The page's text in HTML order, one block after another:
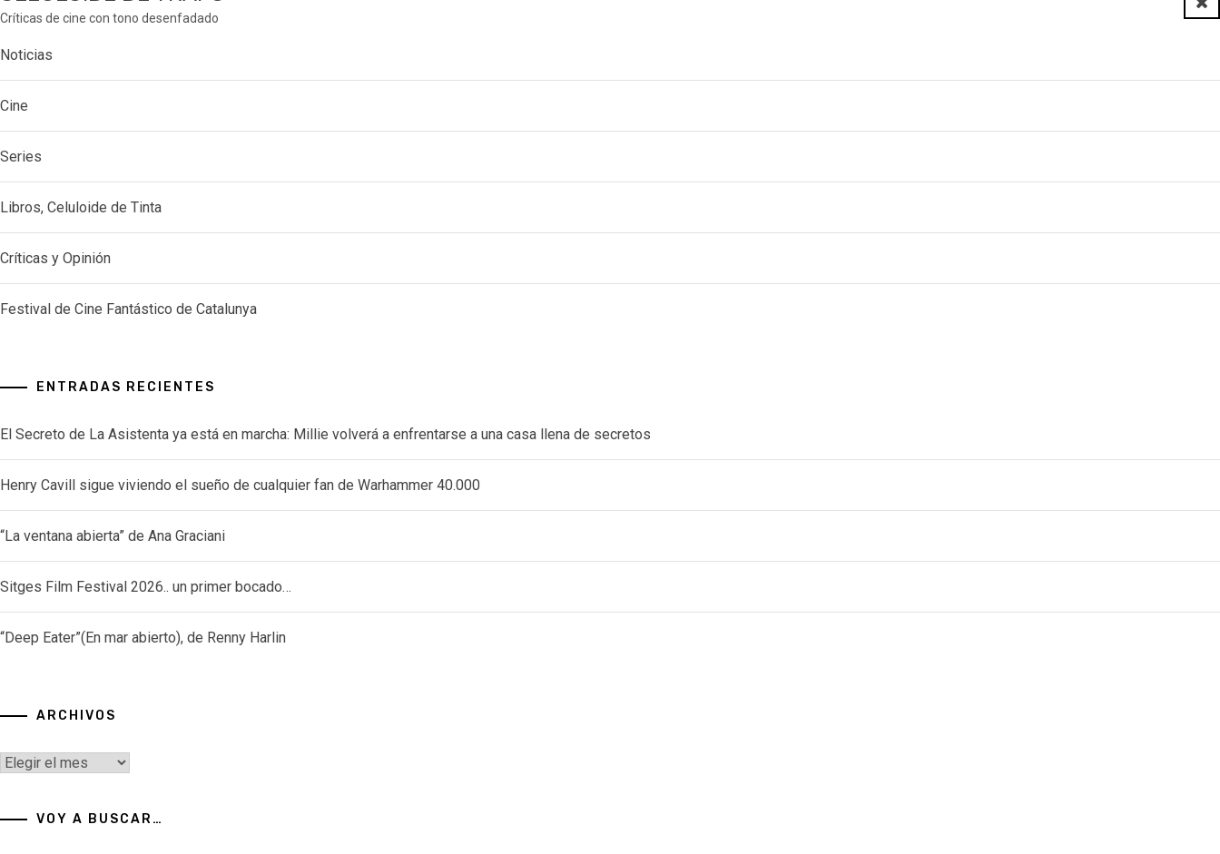
Críticas de cine con tono desenfadado
Noticias
Cine
Series
Libros, Celuloide de Tinta
Críticas y Opinión
Festival de Cine Fantástico de Catalunya
ENTRADAS RECIENTES
El Secreto de La Asistenta ya está en marcha: Millie volverá a enfrentarse a una casa llena de secretos
Henry Cavill sigue viviendo el sueño de cualquier fan de Warhammer 40.000
“La ventana abierta” de Ana Graciani
Sitges Film Festival 2026.. un primer bocado…
“Deep Eater”(En mar abierto), de Renny Harlin
ARCHIVOS
Archivos
VOY A BUSCAR…